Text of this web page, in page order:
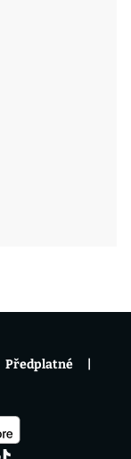
Předplatné